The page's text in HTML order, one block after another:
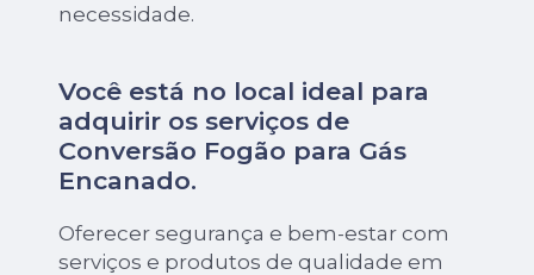
necessidade.
Você está no local ideal para
adquirir os serviços de
Conversão Fogão para Gás
Encanado.
Oferecer segurança e bem-estar com
serviços e produtos de qualidade em